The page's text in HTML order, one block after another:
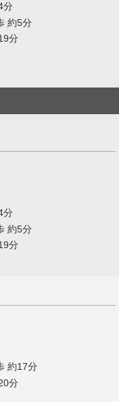
分
約5分
分
分
約5分
分
約17分
分